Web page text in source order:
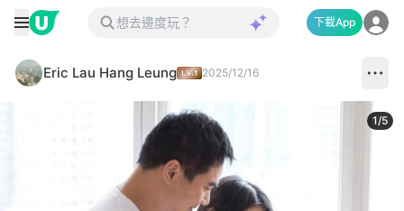
下載App
Eric Lau Hang Leung 2025/12/16
1/5